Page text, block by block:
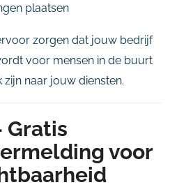
plaatsen
zorgen dat jouw bedrijf
voor mensen in de buurt
zijn naar jouw diensten.
Gratis
voor